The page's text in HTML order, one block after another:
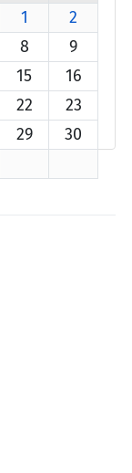
1
2
8
9
15
16
22
23
29
30